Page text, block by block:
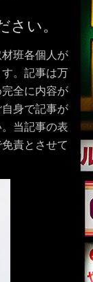
い。
班各個人が
。記事は万
全に内容が
身で記事が
当記事の表
責とさせて